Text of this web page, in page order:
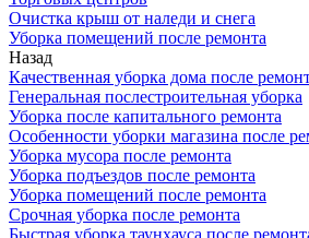
Очистка крыш от наледи и снега
Уборка помещений после ремонта
Назад
Качественная уборка дома после
Генеральная послестроительная уборка
Уборка после капитального ремонта
Особенности уборки магазина после
Уборка мусора после ремонта
Уборка подъездов после ремонта
Уборка помещений после ремонта
Срочная уборка после ремонта
Быстрая уборка таунхауса после